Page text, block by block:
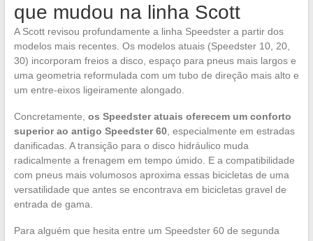
que mudou na linha Scott
A Scott revisou profundamente a linha Speedster a partir dos
modelos mais recentes. Os modelos atuais (Speedster 10, 20,
30) incorporam freios a disco, espaço para pneus mais largos e
uma geometria reformulada com um tubo de direção mais alto e
um entre-eixos ligeiramente alongado.
Concretamente, os Speedster atuais oferecem um conforto
superior ao antigo Speedster 60, especialmente em estradas
danificadas. A transição para o disco hidráulico muda
radicalmente a frenagem em tempo úmido. E a compatibilidade
com pneus mais volumosos aproxima essas bicicletas de uma
versatilidade que antes se encontrava em bicicletas gravel de
entrada de gama.
Para alguém que hesita entre um Speedster 60 de segunda